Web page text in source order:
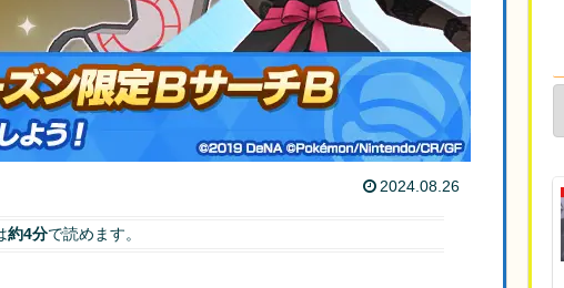
2024.08.26
約4分で読めます。